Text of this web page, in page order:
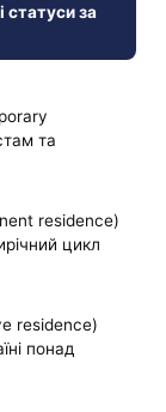
статуси за
та
residence)
цикл
residence)
понад